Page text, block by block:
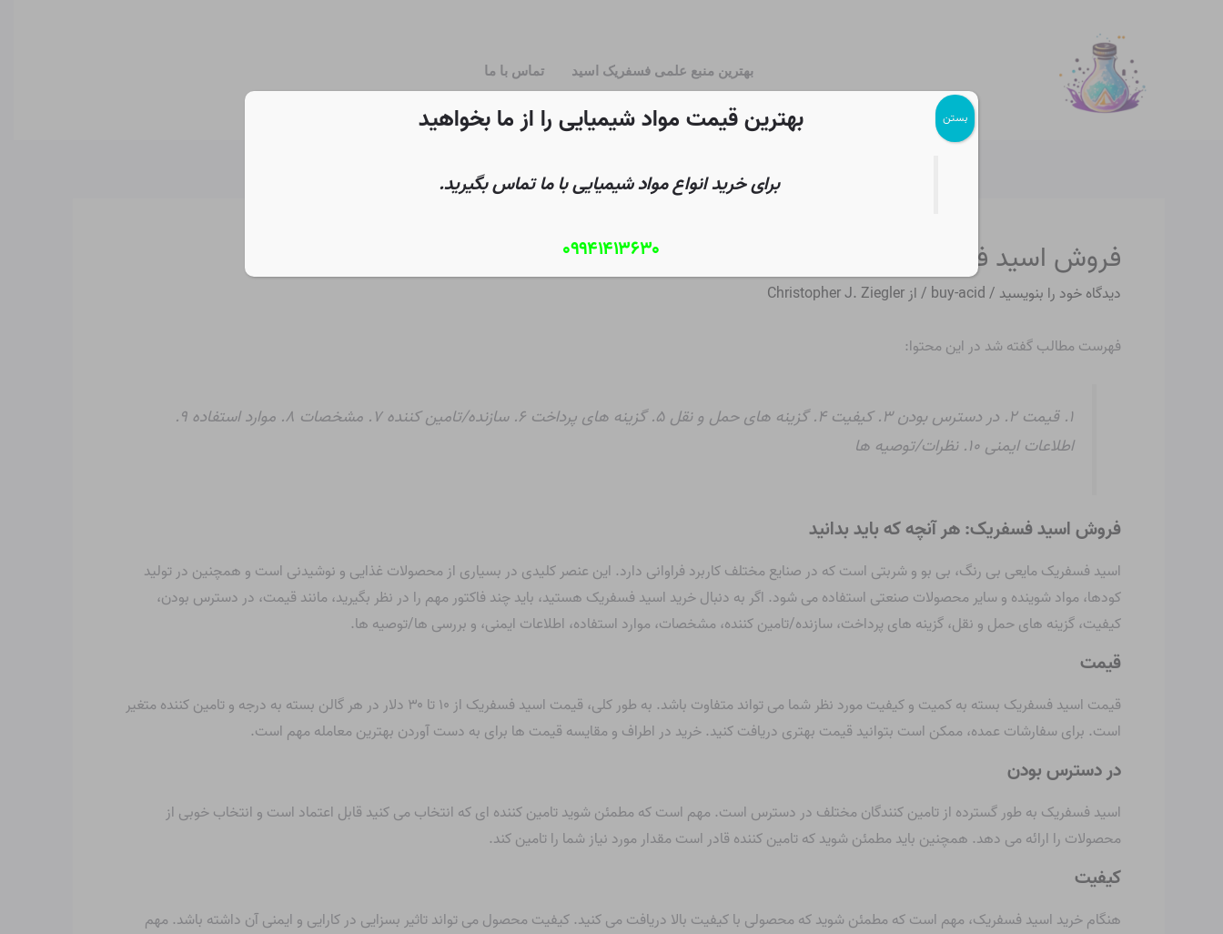
بهترین منبع علمی فسفریک اسید تماس با ما
فروش اسید فسفریک
دیدگاه‌ خود را بنویسید /
buy-acid / از Christopher J. Ziegler
فهرست مطالب گفته شد در این محتوا:
۱. قیمت ۲. در دسترس بودن ۳. کیفیت ۴. گزینه های حمل و نقل ۵. گزینه های پرداخت ۶. سازنده/تامین کننده ۷. مشخصات ۸. موارد استفاده ۹.
اطلاعات ایمنی ۱۰. نظرات/توصیه ها
فروش اسید فسفریک: هر آنچه که باید بدانید
اسید فسفریک مایعی بی رنگ، بی بو و شربتی است که در صنایع مختلف کاربرد فراوانی دارد. این عنصر کلیدی در بسیاری از محصولات غذایی و نوشیدنی است و همچنین در تولید
کودها، مواد شوینده و سایر محصولات صنعتی استفاده می شود. اگر به دنبال خرید اسید فسفریک هستید، باید چند فاکتور مهم را در نظر بگیرید، مانند قیمت، در دسترس بودن،
کیفیت، گزینه های حمل و نقل، گزینه های پرداخت، سازنده/تامین کننده، مشخصات، موارد استفاده، اطلاعات ایمنی، و بررسی ها/توصیه ها.
قیمت
قیمت اسید فسفریک بسته به کمیت و کیفیت مورد نظر شما می تواند متفاوت باشد. به طور کلی، قیمت اسید فسفریک از ۱۰ تا ۳۰ دلار در هر گالن بسته به درجه و تامین کننده متغیر
است. برای سفارشات عمده، ممکن است بتوانید قیمت بهتری دریافت کنید. خرید در اطراف و مقایسه قیمت ها برای به دست آوردن بهترین معامله مهم است.
در دسترس بودن
اسید فسفریک به طور گسترده از تامین کنندگان مختلف در دسترس است. مهم است که مطمئن شوید تامین کننده ای که انتخاب می کنید قابل اعتماد است و انتخاب خوبی از
محصولات را ارائه می دهد. همچنین باید مطمئن شوید که تامین کننده قادر است مقدار مورد نیاز شما را تامین کند.
کیفیت
هنگام خرید اسید فسفریک، مهم است که مطمئن شوید که محصولی با کیفیت بالا دریافت می کنید. کیفیت محصول می تواند تاثیر بسزایی در کارایی و ایمنی آن داشته باشد. مهم
نوشته
بهترین قیمت مواد شیمیایی را از ما بخواهید
برای خرید انواع مواد شیمیایی با ما تماس بگیرید.
۰۹۹۴۱۴۱۳۶۳۰
بستن